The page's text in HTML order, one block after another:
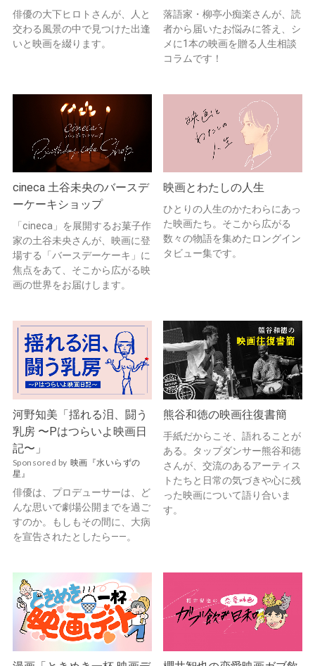
俳優の大下ヒロトさんが、人と
交わる風景の中で見つけた出逢
いと映画を綴ります。
落語家・柳亭小痴楽さんが、読
者から届いたお悩みに答え、シ
メに1本の映画を贈る人生相談
コラムです！
cineca 土谷未央のバースデ
ーケーキショップ
「cineca」を展開するお菓子作
家の土谷未央さんが、映画に登
場する「バースデーケーキ」に
焦点をあて、そこから広がる映
画の世界をお届けします。
映画とわたしの人生
ひとりの人生のかたわらにあっ
た映画たち。そこから広がる
数々の物語を集めたロングイン
タビュー集です。
河野知美「揺れる泪、闘う
乳房 〜Pはつらいよ映画日
記〜」
Sponsored by 映画『水いらずの
星』
俳優は、プロデューサーは、ど
んな思いで劇場公開までを過ご
すのか。もしもその間に、大病
を宣告されたとしたら——。
熊谷和徳の映画往復書簡
手紙だからこそ、語れることが
ある。タップダンサー熊谷和徳
さんが、交流のあるアーティス
トたちと日常の気づきや心に残
った映画について語り合いま
す。